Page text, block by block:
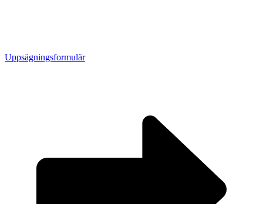
Uppsägningsformulär